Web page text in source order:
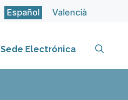
Español Valencià
Sede Electrónica